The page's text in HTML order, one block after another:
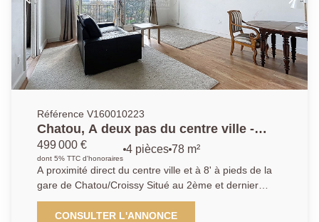
Référence V160010223
Chatou, A deux pas du centre ville -
Appartement 3 chambres
499 000 €
dont 5% TTC d'honoraires
4 pièces 78 m²
A proximité direct du centre ville et à 8' à pieds de la
gare de Chatou/Croissy Situé au 2ème et dernier
étage, cet appartement de 4 pièces se compose d'un
séjour ouvrant sur un large balcon avec une vue
CONSULTER L'ANNONCE